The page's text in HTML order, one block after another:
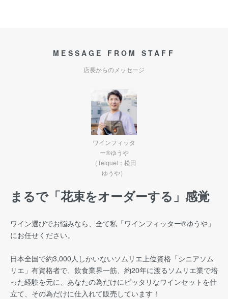
MESSAGE FROM STAFF
店長からのメッセージ
ワインフィッタ
ー®ゆうや
（Telquel：松田
ゆうや）
まるで「花束をオーダーする」感覚
ワイン選びでお悩みなら、全て私「ワインフィッター®︎ゆうや」
にお任せください。
日本全国で約3,000人しかいないソムリエ上位資格「シニアソム
リエ」有資格者で、飲食業界一筋、約20年に渡るソムリエ業で培
った経験を元に、あなたの為だけにピッタリなワインセットを仕
立て、その為だけに仕入れて販売しています！